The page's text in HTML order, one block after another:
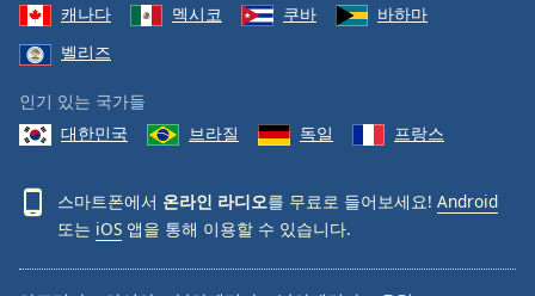
캐나다
멕시코 쿠바
바하마
벨리즈
인기 있는 국가들
대한민국
브라질 독일 프랑스
스마트폰에서 온라인 라디오를 무료로 들어보세요! Android
또는 iOS 앱을 통해 이용할 수 있습니다.